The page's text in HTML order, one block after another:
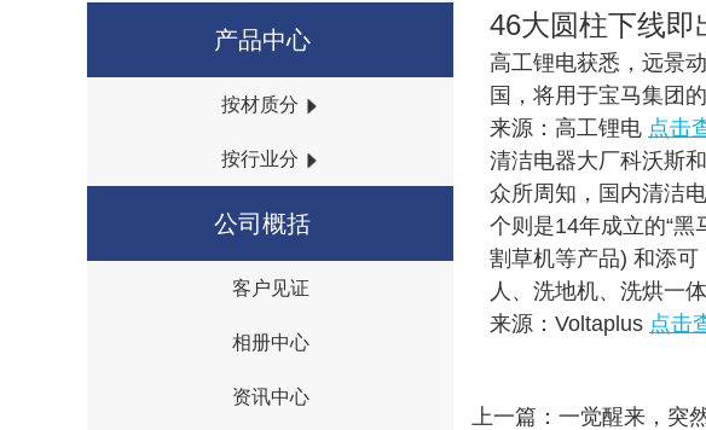
产品中心
按材质分
按行业分
公司概括
{I('company_id')}
客户见证
相册中心
资讯中心
46大圆柱下线即
高工锂电获悉，远景
国，将用于宝马集团
来源：高工锂电 点击
清洁电器大厂科沃斯
众所周知，国内清洁
个则是14年成立的“
割草机等产品) 和添
人、洗地机、洗烘一
来源：Voltaplus 点击
上一篇： 一觉醒来，突